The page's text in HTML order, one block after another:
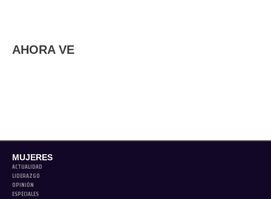
AHORA VE
MUJERES
ACTUALIDAD
LIDERAZGO
OPINIÓN
ESPECIALES